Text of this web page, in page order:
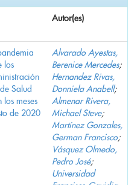
Autor(es)
los
Salud
meses
de 2020
Alvarado Ayestas,
Berenice Mercedes;
Hernandez Rivas,
Donniela Anabell;
Almenar Rivera,
Michael Steve;
Martínez Gonzales,
German Francisco;
Vásquez Olmedo,
Pedro José;
Universidad